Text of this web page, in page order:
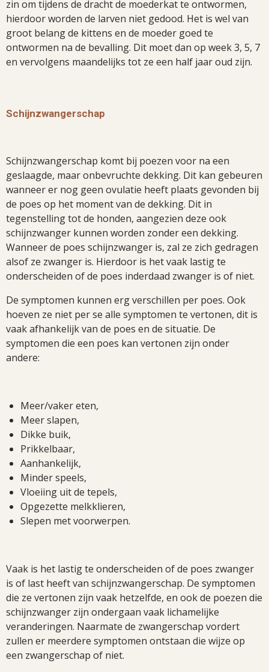
zin om tijdens de dracht de moederkat te ontwormen,
hierdoor worden de larven niet gedood. Het is wel van
groot belang de kittens en de moeder goed te
ontwormen na de bevalling. Dit moet dan op week 3, 5, 7
en vervolgens maandelijks tot ze een half jaar oud zijn.
Schijnzwangerschap
Schijnzwangerschap komt bij poezen voor na een
geslaagde, maar onbevruchte dekking. Dit kan gebeuren
wanneer er nog geen ovulatie heeft plaats gevonden bij
de poes op het moment van de dekking. Dit in
tegenstelling tot de honden, aangezien deze ook
schijnzwanger kunnen worden zonder een dekking.
Wanneer de poes schijnzwanger is, zal ze zich gedragen
alsof ze zwanger is. Hierdoor is het vaak lastig te
onderscheiden of de poes inderdaad zwanger is of niet.
De symptomen kunnen erg verschillen per poes. Ook
hoeven ze niet per se alle symptomen te vertonen, dit is
vaak afhankelijk van de poes en de situatie. De
symptomen die een poes kan vertonen zijn onder
andere:
Meer/vaker eten,
Meer slapen,
Dikke buik,
Prikkelbaar,
Aanhankelijk,
Minder speels,
Vloeiing uit de tepels,
Opgezette melkklieren,
Slepen met voorwerpen.
Vaak is het lastig te onderscheiden of de poes zwanger
is of last heeft van schijnzwangerschap. De symptomen
die ze vertonen zijn vaak hetzelfde, en ook de poezen die
schijnzwanger zijn ondergaan vaak lichamelijke
veranderingen. Naarmate de zwangerschap vordert
zullen er meerdere symptomen ontstaan die wijze op
een zwangerschap of niet.